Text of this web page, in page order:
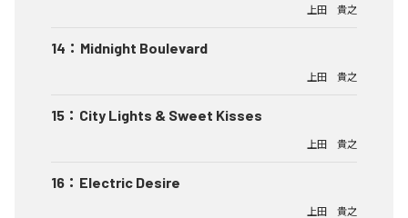
上田 貴之
14 ： Midnight Boulevard
上田 貴之
15 ： City Lights & Sweet Kisses
上田 貴之
16 ： Electric Desire
上田 貴之